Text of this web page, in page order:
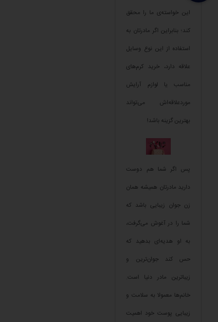
این خواسته‌ی ما را محقق
کند؛ بنابراین اگر مادرتان به
استفاده از این نوع وسایل
علاقه دارد، خرید کرم‌های
مناسب یا لوازم آرایش
موردعلاقه‌اش می‌تواند
بهترین گزینه باشد!
پس اگر شما هم دوست
دارید مادرتان همیشه همان
زن جوان زیبایی باشد که
شما را در آغوش می‌گرفت،
به او هدیه‌ای بدهید که
حس کند جوان‌ترین و
زیباترین مادر دنیا است.
خانم‌ها معمولا به سلامت و
زیبایی پوست خود اهمیت